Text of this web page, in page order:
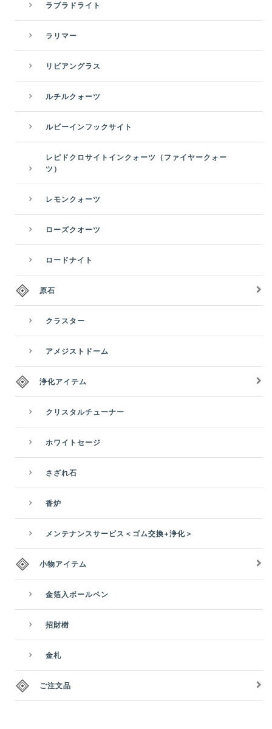
ラブラドライト
ラリマー
リビアングラス
ルチルクォーツ
ルビーインフックサイト
レピドクロサイトインクォーツ（ファイヤークォー
ツ）
レモンクォーツ
ローズクオーツ
ロードナイト
原石
クラスター
アメジストドーム
浄化アイテム
クリスタルチューナー
ホワイトセージ
さざれ石
香炉
メンテナンスサービス＜ゴム交換+浄化＞
小物アイテム
金箔入ボールペン
招財樹
金札
ご注文品